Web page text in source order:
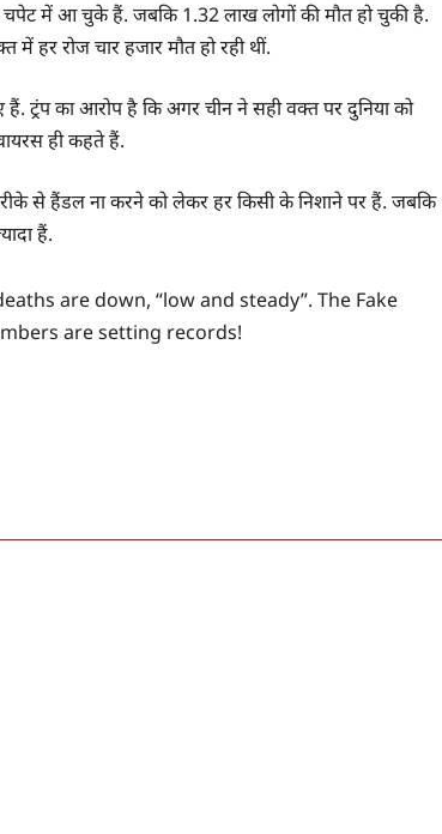
चपेट में आ चुके हैं. जबकि 1.32 लाख लोगों की मौत हो चुकी है.
हर रोज चार हजार मौत हो रही थीं.
ट्रंप का आरोप है कि अगर चीन ने सही वक्त पर दुनिया को
ही कहते हैं.
तरीके से हैंडल ना करने को लेकर हर किसी के निशाने पर हैं. जबकि
हैं.
are down, “low and steady”. The Fake
are setting records!